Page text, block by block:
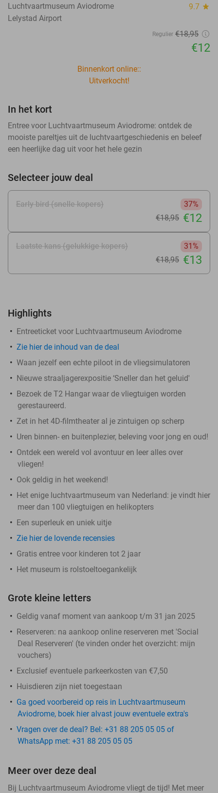
Luchtvaartmuseum Aviodrome 9.7 star
Lelystad Airport
Regulier €18,95
€12
Binnenkort online::
Uitverkocht!
In het kort
Entree voor Luchtvaartmuseum Aviodrome: ontdek de
mooiste pareltjes uit de luchtvaartgeschiedenis en beleef
een heerlijke dag uit voor het hele gezin
Selecteer jouw deal
Early bird (snelle kopers)
37%
€18,95 €12
Laatste kans (gelukkige kopers)
31%
€18,95 €13
Highlights
Entreeticket voor Luchtvaartmuseum Aviodrome
Zie hierde inhoud van de deal
Waan jezelf een echte piloot in de vliegsimulatoren
Nieuwe straaljagerexpositie ‘Sneller dan het geluid'
Bezoek de T2 Hangar waar de vliegtuigen worden
gerestaureerd.
Zet in het 4D-filmtheater al je zintuigen op scherp
Uren binnen- en buitenplezier, beleving voor jong en oud!
Ontdek een wereld vol avontuur en leer alles over
vliegen!
Ook geldig in het weekend!
Het enige luchtvaartmuseum van Nederland: je vindt hier
meer dan 100 vliegtuigen en helikopters
Een superleuk en uniek uitje
Zie hier de lovende recensies
Gratis entree voor kinderen tot 2 jaar
Het museum is rolstoeltoegankelijk
Grote kleine letters
Geldig vanaf moment van aankoop t/m 31 jan 2025
Reserveren: na aankoop online reserveren met 'Social
Deal Reserveren' (te vinden onder het overzicht: mijn
vouchers)
Exclusief eventuele parkeerkosten van €7,50
Huisdieren zijn niet toegestaan
Ga goed voorbereid op reis in Luchtvaartmuseum
Aviodrome, boek hier alvast jouw eventuele extra's
Vragen over de deal? Bel: +31 88 205 05 05 of
WhatsApp met: +31 88 205 05 05
Meer over deze deal
Bij Luchtvaartmuseum Aviodrome vliegt de tijd! Met meer